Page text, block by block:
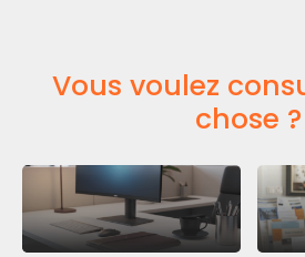
Vous voulez
chose ?